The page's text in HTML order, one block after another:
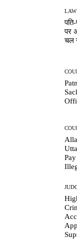
पर
चल